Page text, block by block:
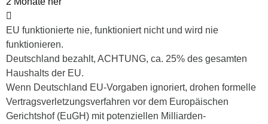
EU funktionierte nie, funktioniert nicht und wird nie
funktionieren.
Deutschland bezahlt, ACHTUNG, ca. 25% des gesamten
Haushalts der EU.
Wenn Deutschland EU-Vorgaben ignoriert, drohen formelle
Vertragsverletzungsverfahren vor dem Europäischen
Gerichtshof (EuGH) mit potenziellen Milliarden-